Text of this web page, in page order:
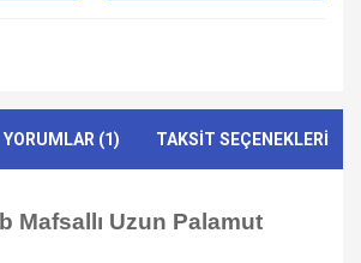
YORUMLAR (1) TAKSİT SEÇENEKLERİ
Mafsallı Uzun Palamut